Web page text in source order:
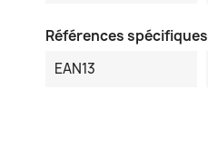
Références spécifiques
EAN13